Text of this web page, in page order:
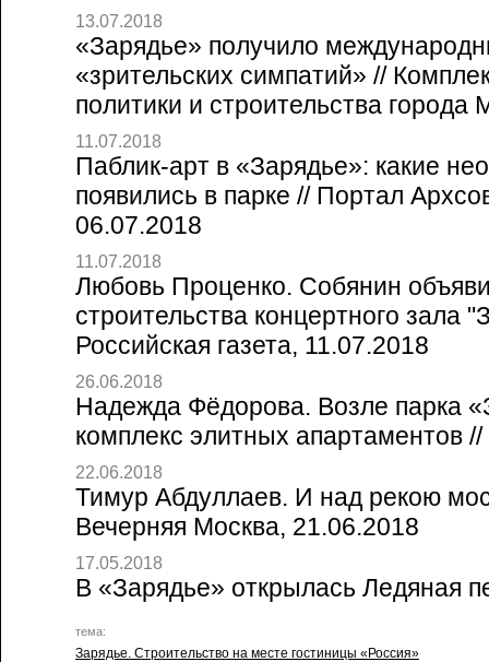
13.07.2018
«Зарядье» получило
«зрительских симпатий» //
политики и строительства
11.07.2018
Паблик-арт в «Зарядье»: какие
появились в парке // Портал
06.07.2018
11.07.2018
Любовь Проценко. Собянин
строительства концертного зала
Российская газета, 11.07.2018
26.06.2018
Надежда Фёдорова. Возле парка
комплекс элитных апартаментов
22.06.2018
Тимур Абдуллаев. И над рекою
Вечерняя Москва, 21.06.2018
17.05.2018
В «Зарядье» открылась Ледяная
тема:
Зарядье. Строительство на месте гостиницы «Россия»